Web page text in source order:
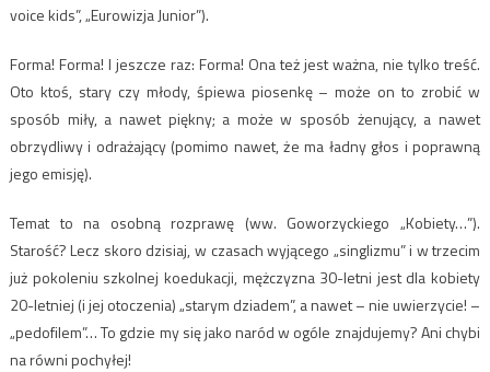
voice kids”, „Eurowizja Junior”).
Forma! Forma! I jeszcze raz: Forma! Ona też jest ważna, nie tylko treść.
Oto ktoś, stary czy młody, śpiewa piosenkę – może on to zrobić w
sposób miły, a nawet piękny; a może w sposób żenujący, a nawet
obrzydliwy i odrażający (pomimo nawet, że ma ładny głos i poprawną
jego emisję).
Temat to na osobną rozprawę (ww. Goworzyckiego „Kobiety…”).
Starość? Lecz skoro dzisiaj, w czasach wyjącego „singlizmu” i w trzecim
już pokoleniu szkolnej koedukacji, mężczyzna 30-letni jest dla kobiety
20-letniej (i jej otoczenia) „starym dziadem”, a nawet – nie uwierzycie! –
„pedofilem”… To gdzie my się jako naród w ogóle znajdujemy? Ani chybi
na równi pochyłej!